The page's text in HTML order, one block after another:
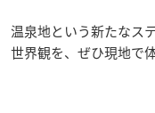
温泉地という新たなス
世界観を、ぜひ現地で